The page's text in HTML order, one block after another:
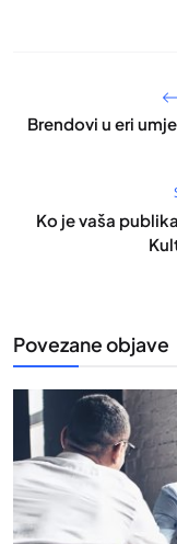
Brendovi u eri
Ko je vaša
Povezane objave